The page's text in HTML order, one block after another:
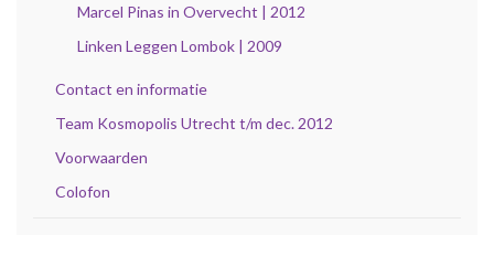
Marcel Pinas in Overvecht | 2012
Linken Leggen Lombok | 2009
Contact en informatie
Team Kosmopolis Utrecht t/m dec. 2012
Voorwaarden
Colofon